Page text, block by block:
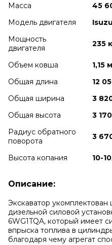
Масса
45
Модель двигателя
Мощность
двигателя
235
Объем ковша
1,15
Общая длина
12
Общая ширина
3
Общая высота
3
Радиус обратного
поворота
3
Высота копания 10-
Описание:
Экскаватор
дизельной силовой
6WG1TQA, который имеет
впрыска топлива в
благодаря чему агрегат